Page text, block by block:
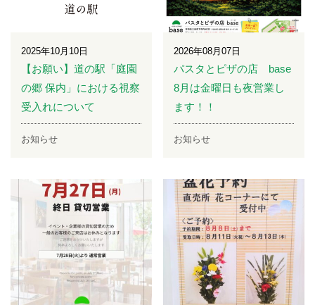
2025年10月10日
【お願い】道の駅「庭園
の郷 保内」における視察
受入れについて
お知らせ
2026年08月07日
パスタとピザの店 base
8月は金曜日も夜営業し
ます！！
お知らせ